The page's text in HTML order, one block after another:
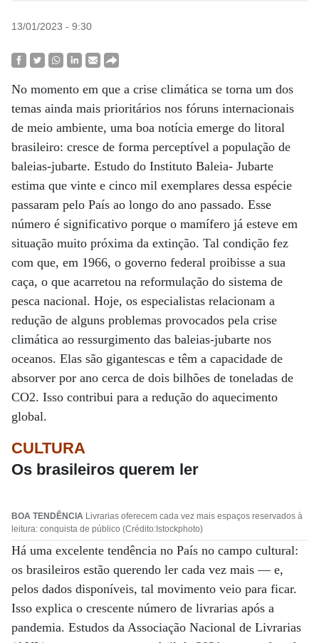
13/01/2023 - 9:30
No momento em que a crise climática se torna um dos
temas ainda mais prioritários nos fóruns internacionais
de meio ambiente, uma boa notícia emerge do litoral
brasileiro: cresce de forma perceptível a população de
baleias-jubarte. Estudo do Instituto Baleia- Jubarte
estima que vinte e cinco mil exemplares dessa espécie
passaram pelo País ao longo do ano passado. Esse
número é significativo porque o mamífero já esteve em
situação muito próxima da extinção. Tal condição fez
com que, em 1966, o governo federal proibisse a sua
caça, o que acarretou na reformulação do sistema de
pesca nacional. Hoje, os especialistas relacionam a
redução de alguns problemas provocados pela crise
climática ao ressurgimento das baleias-jubarte nos
oceanos. Elas são gigantescas e têm a capacidade de
absorver por ano cerca de dois bilhões de toneladas de
CO2. Isso contribui para a redução do aquecimento
global.
CULTURA
Os brasileiros querem ler
BOA TENDÊNCIA Livrarias oferecem cada vez mais espaços reservados à
leitura: conquista de público (Crédito:Istockphoto)
Há uma excelente tendência no País no campo cultural:
os brasileiros estão querendo ler cada vez mais — e,
pelos dados disponíveis, tal movimento veio para ficar.
Isso explica o crescente número de livrarias após a
pandemia. Estudos da Associação Nacional de Livrarias